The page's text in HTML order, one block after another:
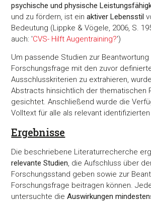
psychische und physische
und zu fördern, ist einaktiver Lebensstil
Bedeutung (Lippke & Vögele, 2006, S.
auch: 'CVS- Hilft Augentraining?')
Um passende Studien zur Beantwortung
Forschungsfrage mit den zuvor
Ausschlusskriterien zu extrahieren,
Abstracts hinsichtlich der thematischen
gesichtet. Anschließend wurde die
Volltext für alle als relevant
Ergebnisse
Die beschriebene Literaturrecherche
relevante Studien, die Aufschluss über
Forschungsstand geben sowie zur
Forschungsfrage beitragen können.
untersuchte dieAuswirkungen